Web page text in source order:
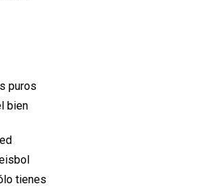
puros
bien
tienes